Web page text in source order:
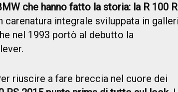
che hanno fatto la storia: la R 100
carenatura integrale sviluppata in
nel 1993 portò al debutto la
riuscire a fare breccia nel cuore dei